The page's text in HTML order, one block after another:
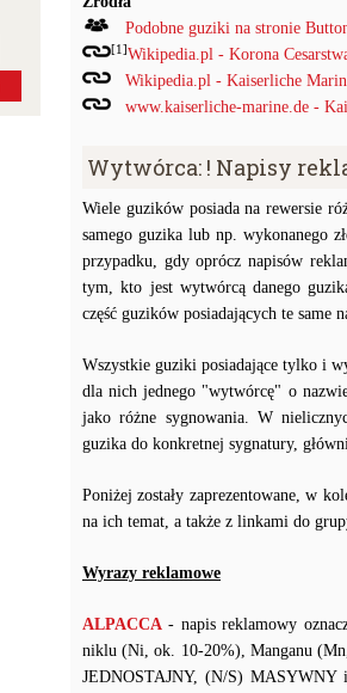
Podobne guziki na stronie
[1]Wikipedia.pl - Korona
Wikipedia.pl - Kaiserliche
www.kaiserliche-marine.de -
Wytwórca: ! Napisy
Wiele guzików posiada na rewersie
samego guzika lub np. wykonanego
przypadku, gdy oprócz napisów
tym, kto jest wytwórcą danego
część guzików posiadających te same
Wszystkie guziki posiadające tylko i
dla nich jednego "wytwórcę" o
jako różne sygnowania. W
guzika do konkretnej sygnatury,
Poniżej zostały zaprezentowane, w
na ich temat, a także z linkami do
Wyrazy reklamowe
ALPACCA - napis reklamowy
niklu (Ni, ok. 10-20%), Manganu
JEDNOSTAJNY, (N/S) MASYWNY